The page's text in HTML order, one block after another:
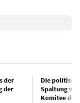
der
der
Die
Spaltung
Komitee